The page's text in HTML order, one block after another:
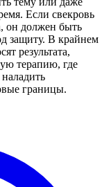
Если свекровь
он должен быть
защиту. В крайнем
результата,
терапию, где
границы.